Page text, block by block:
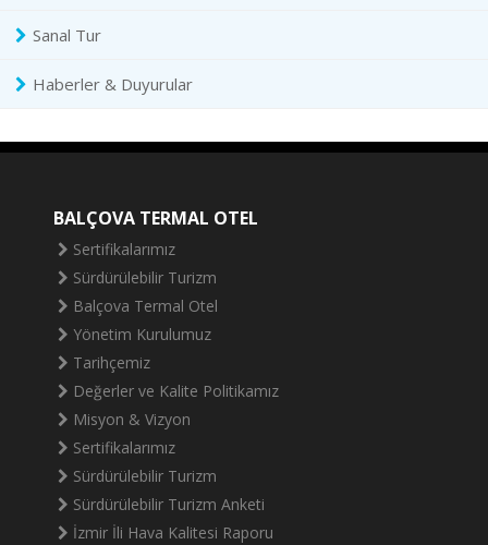
Sanal Tur
Haberler & Duyurular
BALÇOVA TERMAL OTEL
Sertifikalarımız
Sürdürülebilir Turizm
Balçova Termal Otel
Yönetim Kurulumuz
Tarihçemiz
Değerler ve Kalite Politikamız
Misyon & Vizyon
Sertifikalarımız
Sürdürülebilir Turizm
Sürdürülebilir Turizm Anketi
İzmir İli Hava Kalitesi Raporu